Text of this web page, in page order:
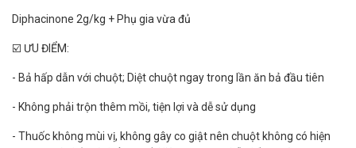
Diphacinone 2g/kg + Phụ gia vừa đủ
☑️ ƯU ĐIỂM:
- Bả hấp dẫn với chuột; Diệt chuột ngay trong lần ăn bả đầu tiên
- Không phải trộn thêm mồi, tiện lợi và dễ sử dụng
- Thuốc không mùi vị, không gây co giật nên chuột không có hiện